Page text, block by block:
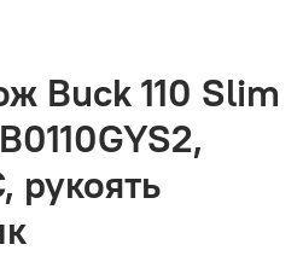
Buck 110 Slim
рукоять